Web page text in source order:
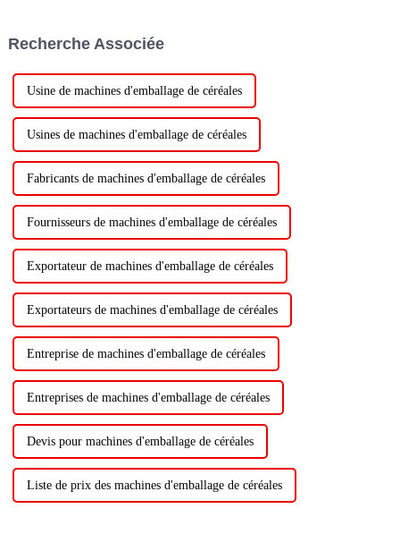
Recherche Associée
Usine de machines d'emballage de céréales
Usines de machines d'emballage de céréales
Fabricants de machines d'emballage de céréales
Fournisseurs de machines d'emballage de céréales
Exportateur de machines d'emballage de céréales
Exportateurs de machines d'emballage de céréales
Entreprise de machines d'emballage de céréales
Entreprises de machines d'emballage de céréales
Devis pour machines d'emballage de céréales
Liste de prix des machines d'emballage de céréales